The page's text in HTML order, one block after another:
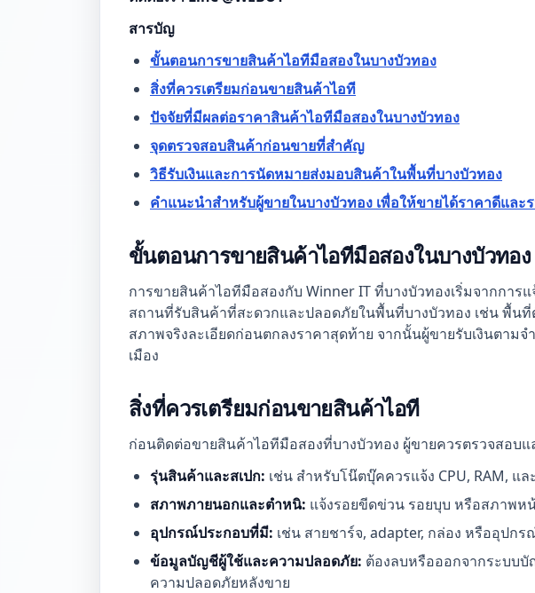
สารบัญ
ขั้นตอนการขายสินค้าไอทีมือสองในบางบัวทอง
สิ่งที่ควรเตรียมก่อนขายสินค้าไอที
ปัจจัยที่มีผลต่อราคาสินค้าไอทีมือสองในบางบัวทอง
จุดตรวจสอบสินค้าก่อนขายที่สำคัญ
วิธีรับเงินและการนัดหมายส่งมอบสินค้าในพื้นที่บางบัวทอง
คำแนะนำสำหรับผู้ขายในบางบัวทอง เพื่อให้ขายได้ราคาดีและร
ขั้นตอนการขายสินค้าไอทีมือสองในบางบัวทอง
การขายสินค้าไอทีมือสองกับ Winner IT ที่บางบัวทองเริ่มจากกา
สถานที่รับสินค้าที่สะดวกและปลอดภัยในพื้นที่บางบัวทอง เช่น พื้น
สภาพจริงละเอียดก่อนตกลงราคาสุดท้าย จากนั้นผู้ขายรับเงินตาม
เมือง
สิ่งที่ควรเตรียมก่อนขายสินค้าไอที
ก่อนติดต่อขายสินค้าไอทีมือสองที่บางบัวทอง ผู้ขายควรตรวจสอบแ
รุ่นสินค้าและสเปก: เช่น สำหรับโน๊ตบุ๊คควรแจ้ง CPU, RAM, แ
สภาพภายนอกและตำหนิ: แจ้งรอยขีดข่วน รอยบุบ หรือสภาพห
อุปกรณ์ประกอบที่มี: เช่น สายชาร์จ, adapter, กล่อง หรืออุปก
ข้อมูลบัญชีผู้ใช้และความปลอดภัย: ต้องลบหรือออกจากระบบ
ความปลอดภัยหลังขาย